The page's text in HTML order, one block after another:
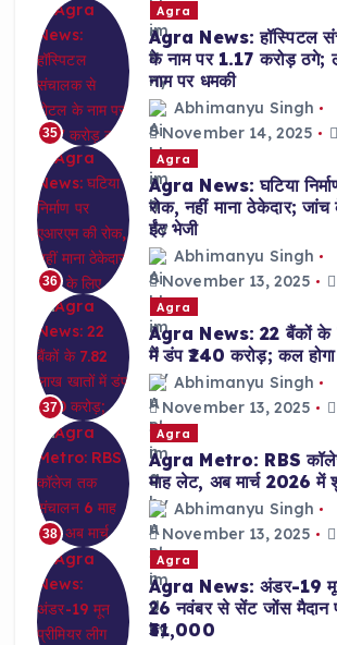
35
Agra
Agra News: हॉस्पिटल
के नाम पर 1.17 करोड़ ठगे;
नाम पर धमकी
Abhimanyu Singh
November 14, 2025
36
Agra
Agra News: घटिया
रोक, नहीं माना ठेकेदार;
ईंट भेजी
Abhimanyu Singh
November 13, 2025
37
Agra
Agra News: 22 बैंकों के
में डंप ₹240 करोड़; कल होगा
Abhimanyu Singh
November 13, 2025
38
Agra
Agra Metro: RBS
माह लेट, अब मार्च 2026 में
Abhimanyu Singh
November 13, 2025
Agra
Agra News: अंडर-19 मून
26 नवंबर से सेंट जोंस मैदान
₹31,000